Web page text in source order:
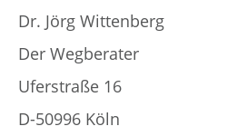
Dr. Jörg Wittenberg
Der Wegberater
Uferstraße 16
D-50996 Köln